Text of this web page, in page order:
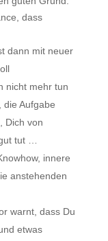
dass
dann mit neuer
nicht mehr tun
die Aufgabe
Dich von
tut …
innere
anstehenden
warnt, dass Du
etwas